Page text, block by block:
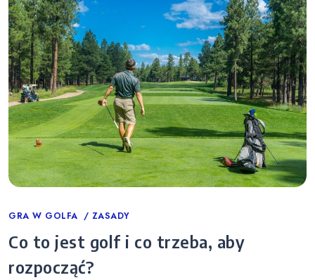
Categories
GRA W GOLFA ZASADY
Co to jest golf i co trzeba, aby
rozpocząć?